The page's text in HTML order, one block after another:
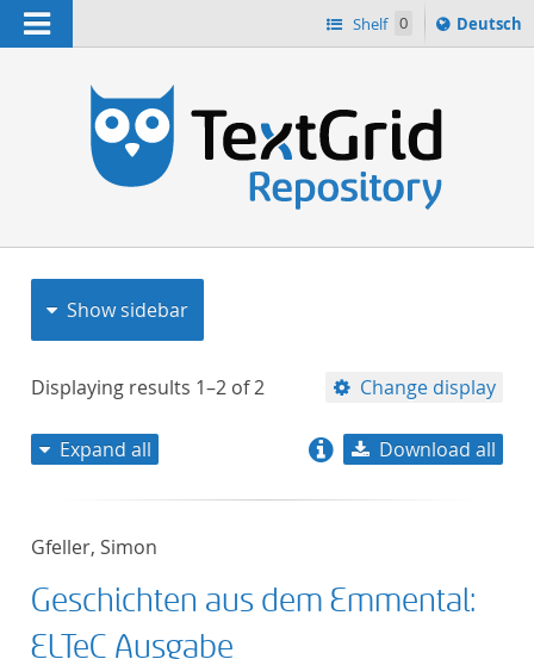
Navigation Shelf 0
Sprache
ï¿½ndern
Deutsch
Show sidebar
Displaying results 1–2 of2 Change display
title descending
Expand all Download all
Gfeller, Simon
Geschichten aus dem Emmental:
ELTeC Ausgabe